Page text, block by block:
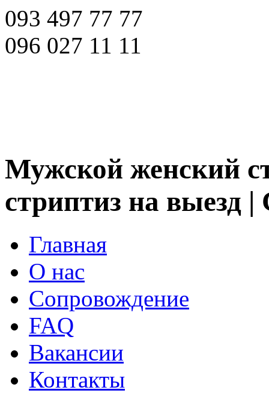
093 497 77 77
096 027 11 11
Мужской женский
стриптиз на выезд
Главная
О нас
Сопровождение
FAQ
Вакансии
Контакты